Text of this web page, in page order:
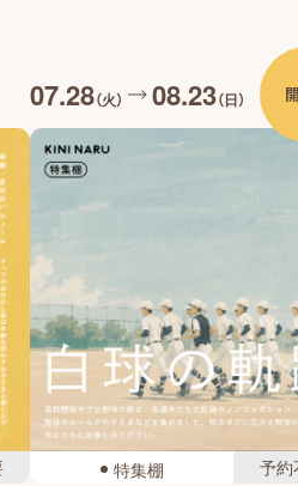
07.28（火） 08.23（日）
特集棚 予約